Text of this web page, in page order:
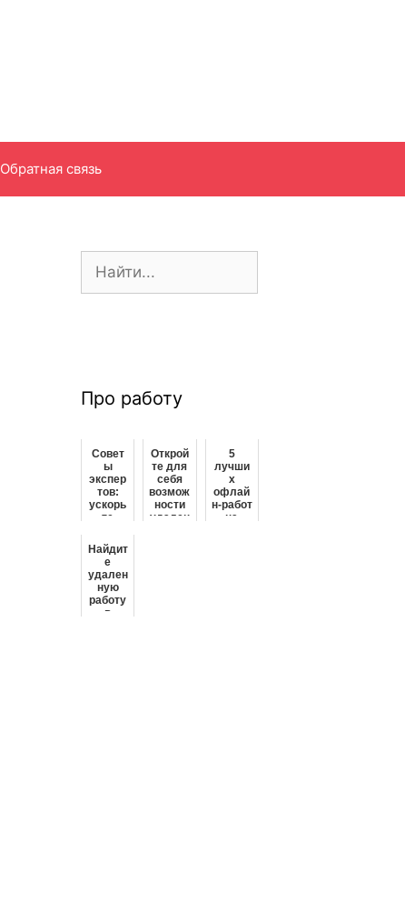
Обратная связь
Про работу
Совет
ы
экспер
тов:
ускорь
те
работы
с
помощ
ью
этих
просты
Открой
те для
себя
возмож
ности
удален
5
лучши
х
офлай
н-работ
на
Найдит
е
удален
ную
работу
в